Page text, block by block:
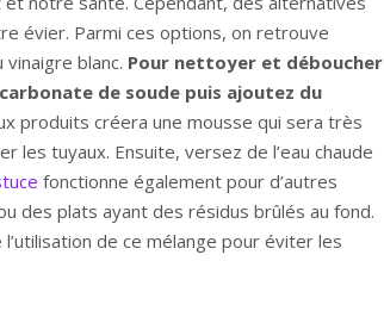
évier. Parmi ces options, on retrouve
blanc. Pour nettoyer et déboucher
de soude puis ajoutez du
produits créera une mousse qui sera très
les tuyaux. Ensuite, versez de l’eau chaude
fonctionne également pour d’autres
des plats ayant des résidus brûlés au fond.
de ce mélange pour éviter les